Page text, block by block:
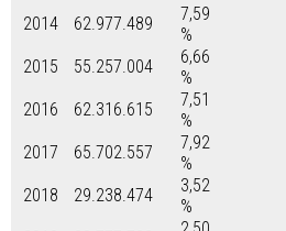
2014
62.977.489
7,59
%
2015
55.257.004
6,66
%
2016
62.316.615
7,51
%
2017
65.702.557
7,92
%
2018
29.238.474
3,52
%